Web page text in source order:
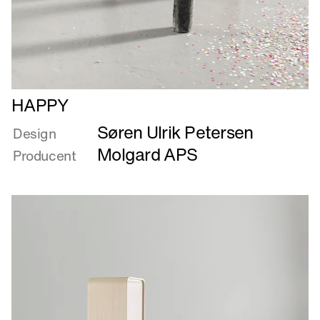
Læs
mere
om
HAPPY
HAPPY
Design Søren Ulrik Petersen
Producent Molgard APS